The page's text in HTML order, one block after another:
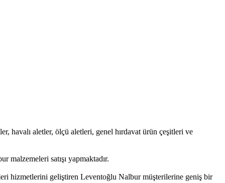
havalı aletler, ölçü aletleri, genel hırdavat ürün çeşitleri ve
malzemeleri satışı yapmaktadır.
hizmetlerini geliştiren Leventoğlu Nalbur müşterilerine geniş bir